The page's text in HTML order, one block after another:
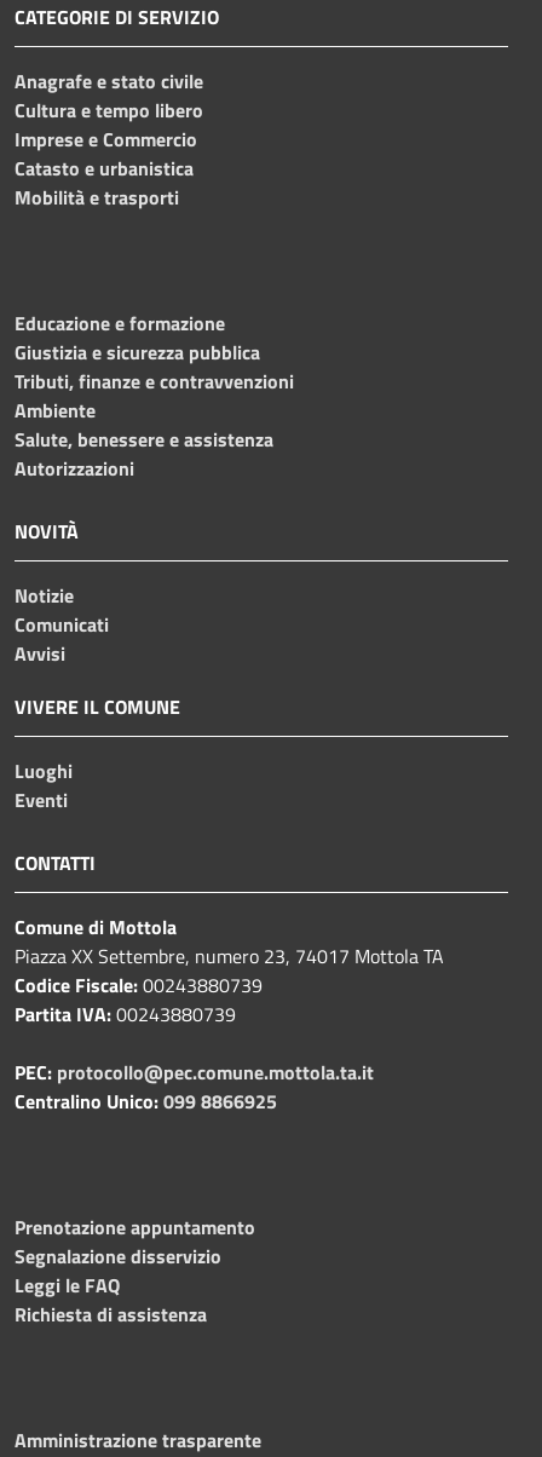
CATEGORIE DI SERVIZIO
Anagrafe e stato civile
Cultura e tempo libero
Imprese e Commercio
Catasto e urbanistica
Mobilità e trasporti
Educazione e formazione
Giustizia e sicurezza pubblica
Tributi, finanze e contravvenzioni
Ambiente
Salute, benessere e assistenza
Autorizzazioni
NOVITÀ
Notizie
Comunicati
Avvisi
VIVERE IL COMUNE
Luoghi
Eventi
CONTATTI
Comune di Mottola
Piazza XX Settembre, numero 23, 74017 Mottola TA
Codice Fiscale:00243880739
Partita IVA:00243880739
PEC: protocollo@pec.comune.mottola.ta.it
Centralino Unico:099 8866925
Prenotazione appuntamento
Segnalazione disservizio
Leggi le FAQ
Richiesta di assistenza
Amministrazione trasparente